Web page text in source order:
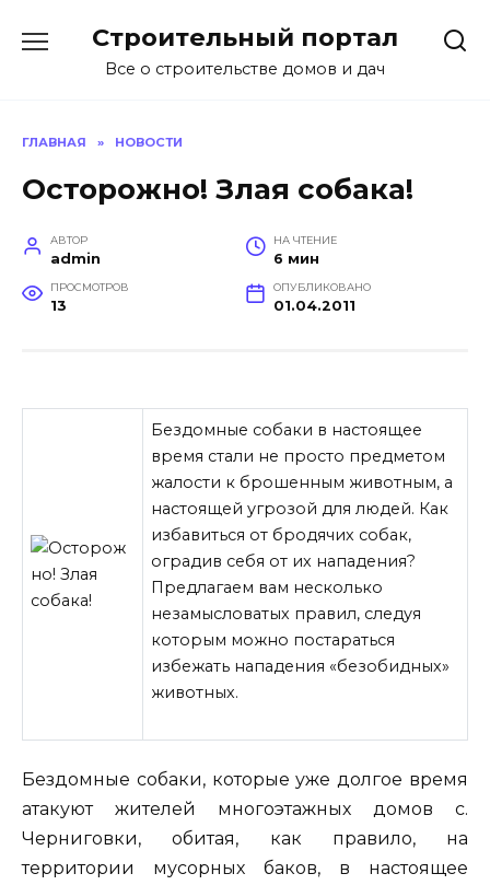
содержанию
Строительный портал
Все о строительстве домов и дач
ГЛАВНАЯ » НОВОСТИ
Осторожно! Злая собака!
АВТОР
admin
НА ЧТЕНИЕ
6 мин
ПРОСМОТРОВ
13
ОПУБЛИКОВАНО
01.04.2011
Бездомные собаки в настоящее
время стали не просто предметом
жалости к брошенным животным, а
настоящей угрозой для людей. Как
избавиться от бродячих собак,
оградив себя от их нападения?
Предлагаем вам несколько
незамысловатых правил, следуя
которым можно постараться
избежать нападения «безобидных»
животных.
Бездомные собаки, которые уже долгое время
атакуют жителей
многоэтажных домов с.
Черниговки, обитая, как правило, на
территории мусорных баков, в настоящее